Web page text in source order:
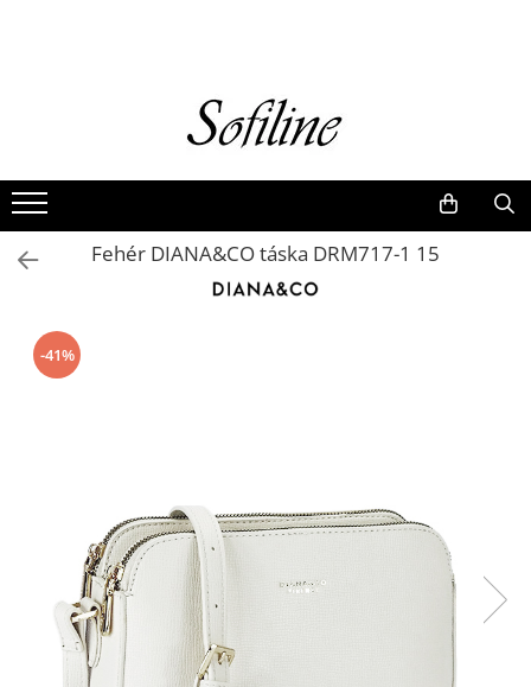
Valódi bőr
Hátizsákok
Elegáns kistáskákFehér DIANA&CO táska DRM717-1 15
-41%